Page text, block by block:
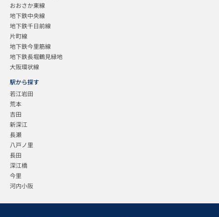
おおさか東線
地下鉄中央線
地下鉄千日前線
片町線
地下鉄今里筋線
地下鉄長堀鶴見緑地
大阪環状線
駅から探す
若江岩田
荒本
吉田
新深江
長瀬
八戸ノ里
長田
深江橋
今里
河内小阪